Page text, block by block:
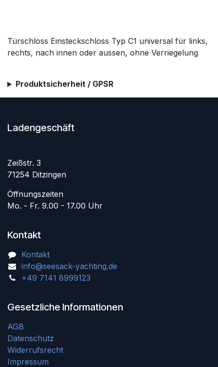
Türschloss Einsteckschloss Typ C1 universal für links,
rechts, nach innen oder aussen, ohne Verriegelung
Produktsicherheit / GPSR
Ladengeschäft
Zeißstr. 3
71254 Ditzingen
Öffnungszeiten
Mo. - Fr. 9.00 - 17.00 Uhr
Kontakt
Kontakt
info@seesack-yachting.de
+49 7141 8999123
Gesetzliche Informationen
AGB
Datenschutz
Widerrufsrecht
Impressum